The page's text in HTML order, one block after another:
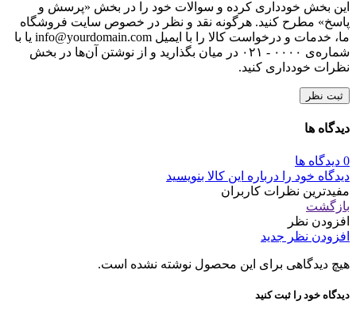
این بخش خودداری کرده و سوالات خود را در بخش «پرسش و
پاسخ» مطرح کنید. هرگونه نقد و نظر در خصوص سایت فروشگاه
ما، خدمات و درخواست کالا را با ایمیل info@yourdomain.com یا با
شماره‌ی ۰۰۰۰ - ۰۲۱ در میان بگذارید و از نوشتن آن‌ها در بخش
نظرات خودداری کنید.
ثبت نظر
دیدگاه ها
0 دیدگاه ها
دیدگاه خود را درباره این کالا بنویسید
مفیدترین نظرات کاربران
بازگشت
افزودن نظر
افزودن نظر جدید
هیچ دیدگاهی برای این محصول نوشته نشده است.
دیدگاه خود را ثبت کنید